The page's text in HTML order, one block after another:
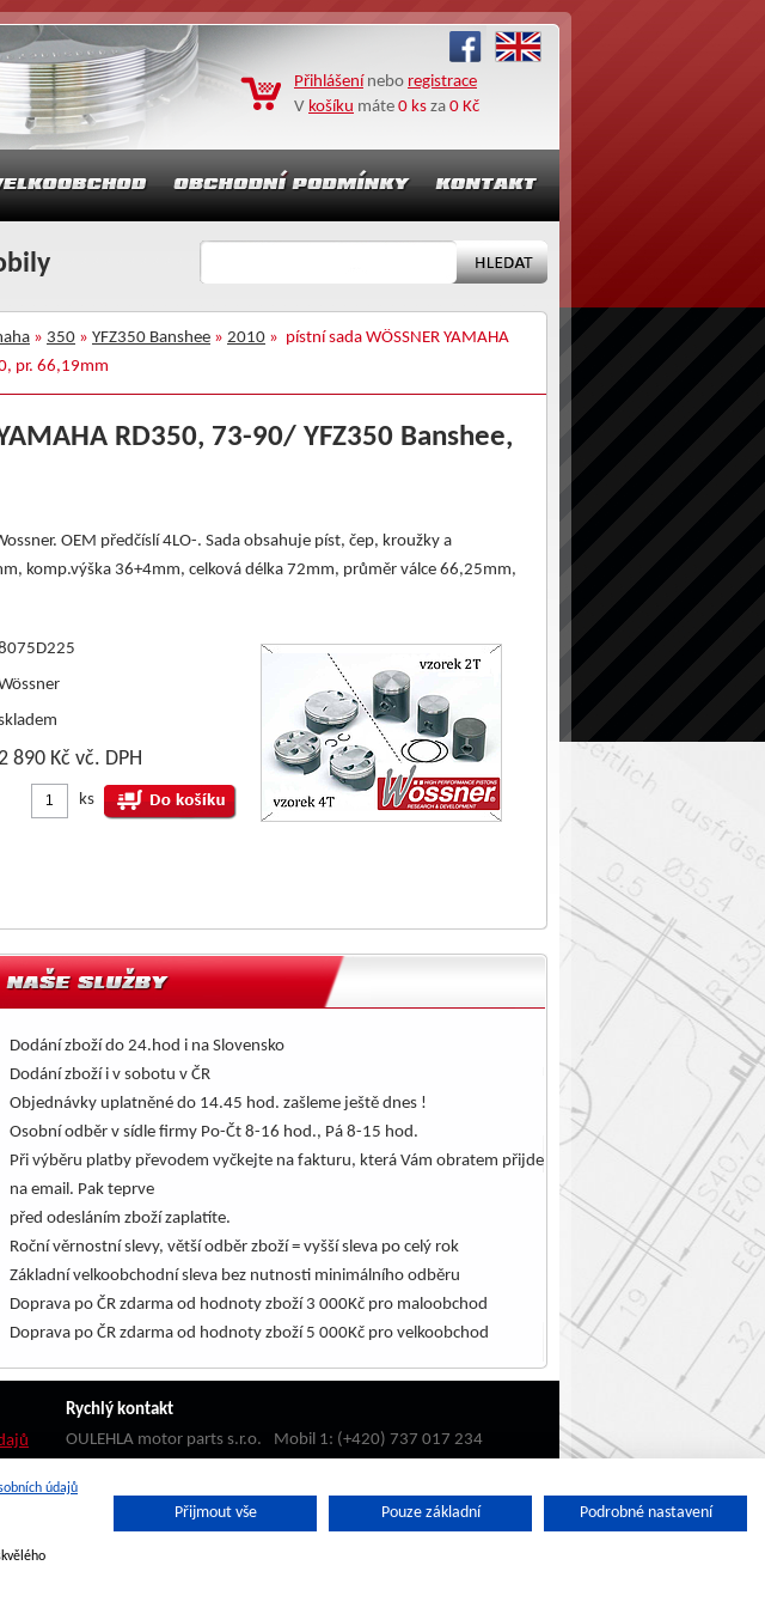
Přihlášení nebo registrace
V košíku máte 0 ks za 0 Kč
» 350 » YFZ350 Banshee » 2010 » pístní sada WÖSSNER YAMAHA
pr. 66,19mm
RD350, 73-90/ YFZ350 Banshee,
OEM předčíslí 4LO-. Sada obsahuje píst, čep, kroužky a
komp.výška 36+4mm, celková délka 72mm, průměr válce 66,25mm,
890 Kč vč. DPH
ks
Dodání zboží do 24.hod i na Slovensko
Dodání zboží i v sobotu v ČR
Objednávky uplatněné do 14.45 hod. zašleme ještě dnes !
Osobní odběr v sídle firmy Po-Čt 8-16 hod., Pá 8-15 hod.
Při výběru platby převodem vyčkejte na fakturu, která Vám obratem přijde
na email. Pak teprve
před odesláním zboží zaplatíte.
Roční věrnostní slevy, větší odběr zboží = vyšší sleva po celý rok
Základní velkoobchodní sleva bez nutnosti minimálního odběru
Doprava po ČR zdarma od hodnoty zboží 3 000Kč pro maloobchod
Doprava po ČR zdarma od hodnoty zboží 5 000Kč pro velkoobchod
Rychlý kontakt
OULEHLA motor parts s.r.o.
Mobil 1: (+420) 737 017 234
783 13 Štěpánov
Email:
oulehla@oulehla.cz
Sledovat zásilkuPPL Najdete nás i na Facebooku
údajů
Přijmout vše Pouze základní Podrobné nastavení